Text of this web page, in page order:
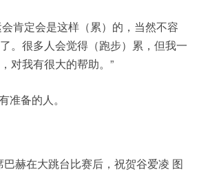
肯定会是这样（累）的，当然不容
。很多人会觉得（跑步）累，但我一
对我有很大的帮助。”
准备的人。
赫在大跳台比赛后，祝贺谷爱凌 图